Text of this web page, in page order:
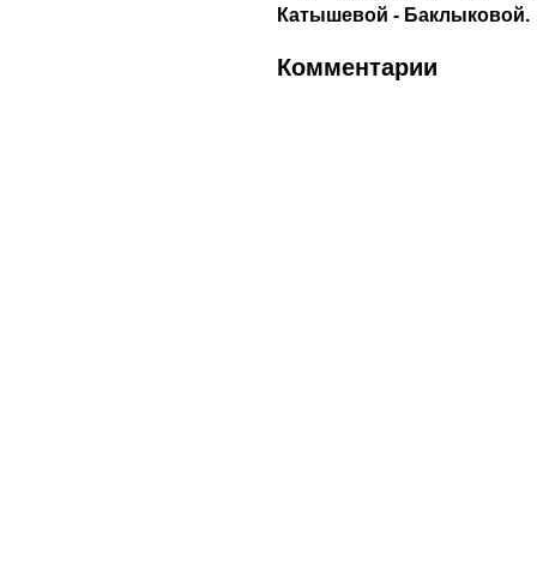
Катышевой - Баклыковой.
Комментарии